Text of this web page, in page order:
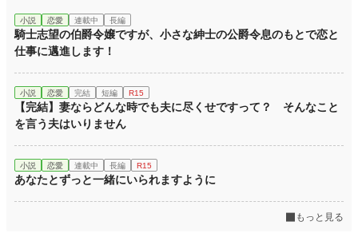
小説 恋愛 連載中 長編
騎士志望の伯爵令嬢ですが、小さな紳士の公爵令息のもとで恋と
仕事に邁進します！
小説 恋愛 完結 短編 R15
【完結】妻ならどんな時でも夫に尽くせですって？ そんなこと
を言う夫はいりません
小説 恋愛 連載中 長編 R15
あなたとずっと一緒にいられますように
もっと見る